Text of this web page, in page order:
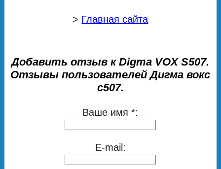
> Главная сайта
Добавить отзыв к Digma VOX S507.
Отзывы пользователей Дигма вокс
с507.
Ваше имя *:
E-mail: